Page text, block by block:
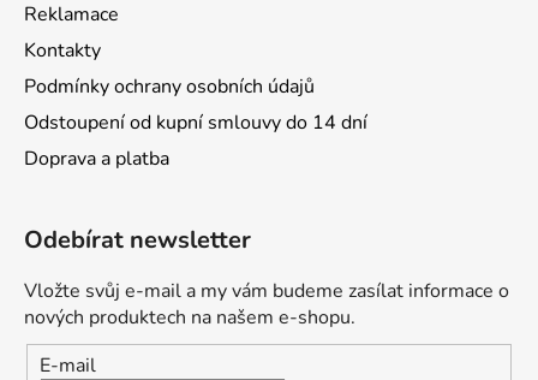
Reklamace
Kontakty
Podmínky ochrany osobních údajů
Odstoupení od kupní smlouvy do 14 dní
Doprava a platba
Odebírat newsletter
Vložte svůj e-mail a my vám budeme zasílat informace o
nových produktech na našem e-shopu.
E-mail